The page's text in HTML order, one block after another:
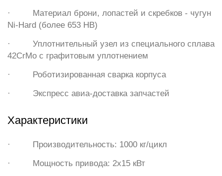
· Материал брони, лопастей и скребков - чугун
Ni-Hard (более 653 HB)
· Уплотнительный узел из специального сплава
42CrMo с графитовым уплотнением
· Роботизированная сварка корпуса
· Экспресс авиа-доставка запчастей
Характеристики
· Производительность: 1000 кг/цикл
· Мощность привода: 2х15 кВт